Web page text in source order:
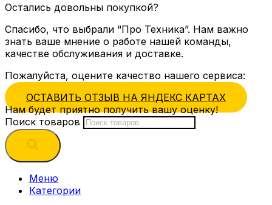
Остались довольны покупкой?
Спасибо, что выбрали “Про Техника”. Нам важно
знать ваше мнение о работе нашей команды,
качестве обслуживания и доставке.
Пожалуйста, оцените качество нашего сервиса:
ОСТАВИТЬ ОТЗЫВ НА ЯНДЕКС КАРТАХ
Нам будет приятно получить вашу оценку!
Поиск товаров
Меню
Категории